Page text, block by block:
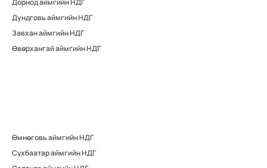
Дундговь аймгийн НДГ
Завхан аймгийн НДГ
Өвөрхангай аймгийн НДГ
Өмнөговь аймгийн НДГ
Сүхбаатар аймгийн НДГ